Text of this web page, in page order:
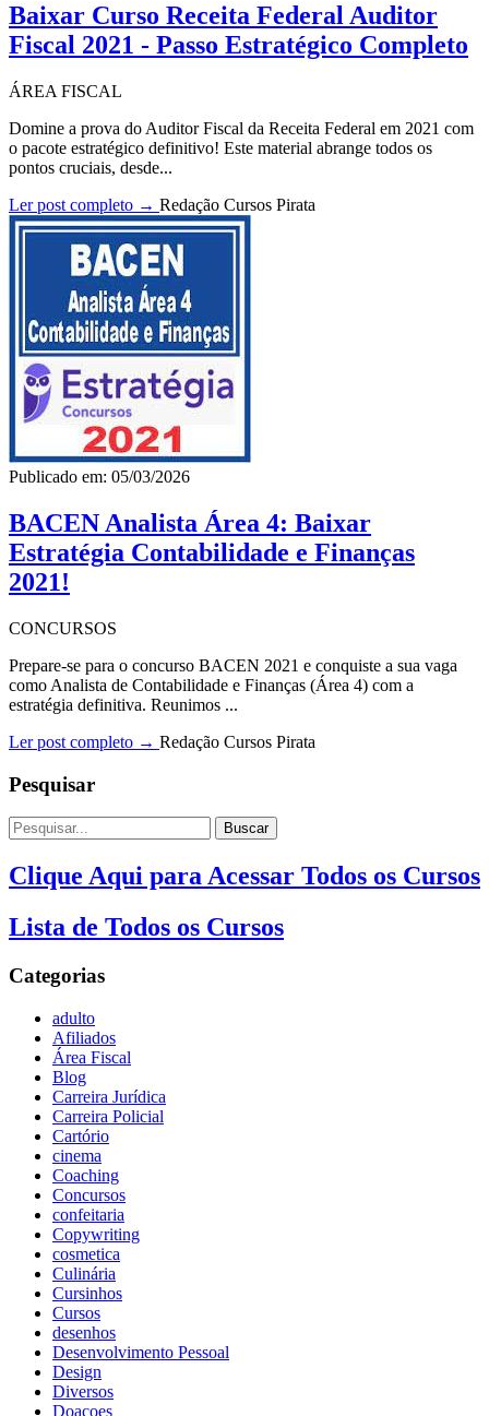
Baixar Curso Receita Federal Auditor
Fiscal 2021 - Passo Estratégico Completo
ÁREA FISCAL
Domine a prova do Auditor Fiscal da Receita Federal em 2021 com
o pacote estratégico definitivo! Este material abrange todos os
pontos cruciais, desde...
Ler post completo → Redação Cursos Pirata
Publicado em: 05/03/2026
BACEN Analista Área 4: Baixar
Estratégia Contabilidade e Finanças
2021!
CONCURSOS
Prepare-se para o concurso BACEN 2021 e conquiste a sua vaga
como Analista de Contabilidade e Finanças (Área 4) com a
estratégia definitiva. Reunimos ...
Ler post completo → Redação Cursos Pirata
Pesquisar
Buscar
Clique Aqui para Acessar Todos os Cursos
Lista de Todos os Cursos
Categorias
adulto
Afiliados
Área Fiscal
Blog
Carreira Jurídica
Carreira Policial
Cartório
cinema
Coaching
Concursos
confeitaria
Copywriting
cosmetica
Culinária
Cursinhos
Cursos
desenhos
Desenvolvimento Pessoal
Design
Diversos
Doaçoes